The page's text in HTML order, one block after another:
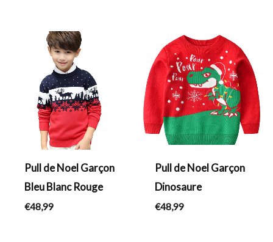
Pull de Noel Garçon
Bleu Blanc Rouge
€48,99
Pull de Noel Garçon
Dinosaure
€48,99